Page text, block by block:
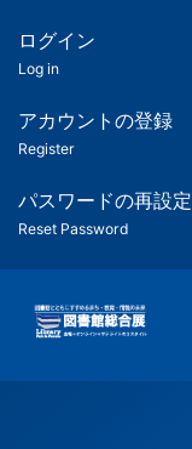
ツ
匿
名
ユ
ー
ー
用
メ
ログイン
Log in
アカウントの登録
Register
パスワードの再設定
Reset Password